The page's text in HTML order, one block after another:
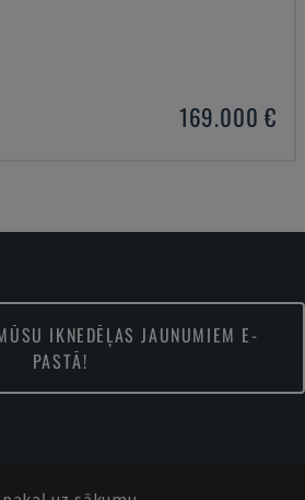
169.000 €
IKNEDĒĻAS JAUNUMIEM E-
PASTĀ!